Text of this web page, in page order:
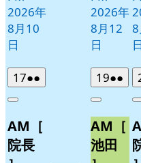
2026年
8月10
日
2026年
8月12
日
日
172026
年
月
17
日
●●
件
イ
Close
AM［
院長
192026
年
月
19
日
●●
件
イ
ベ
Close
AM［
池田